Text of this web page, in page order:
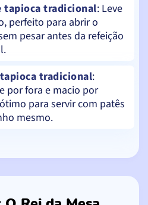
tapioca tradicional: Leve
perfeito para abrir o
pesar antes da refeição
tradicional:
por fora e macio por
para servir com patês
mesmo.